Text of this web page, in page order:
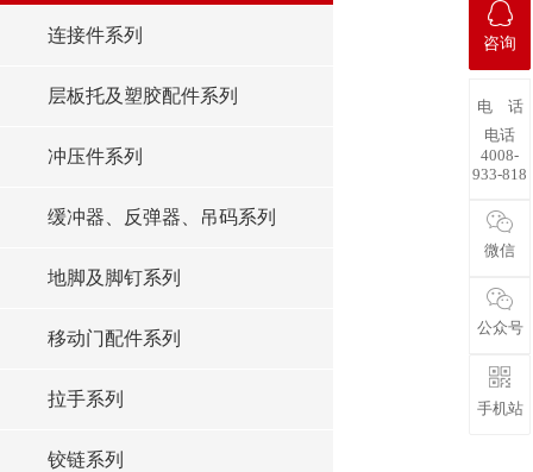
连接件系列
层板托及塑胶配件系列
冲压件系列
缓冲器、反弹器、吊码系列
地脚及脚钉系列
移动门配件系列
拉手系列
铰链系列
咨询
电 话
电话
4008-
933-818
微信
公众号
手机站